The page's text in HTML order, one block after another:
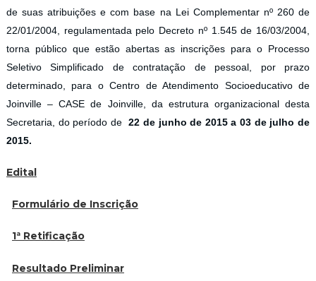
de suas atribuições e com base na Lei Complementar nº 260 de
22/01/2004, regulamentada pelo Decreto nº 1.545 de 16/03/2004,
torna público que estão abertas as inscrições para o Processo
Seletivo Simplificado de contratação de pessoal, por prazo
determinado, para o Centro de Atendimento Socioeducativo de
Joinville – CASE de Joinville, da estrutura organizacional desta
Secretaria, do período de22 de junho de 2015 a 03 de julho de
2015.
Edital
Formulário de Inscrição
1ª Retificação
Resultado Preliminar